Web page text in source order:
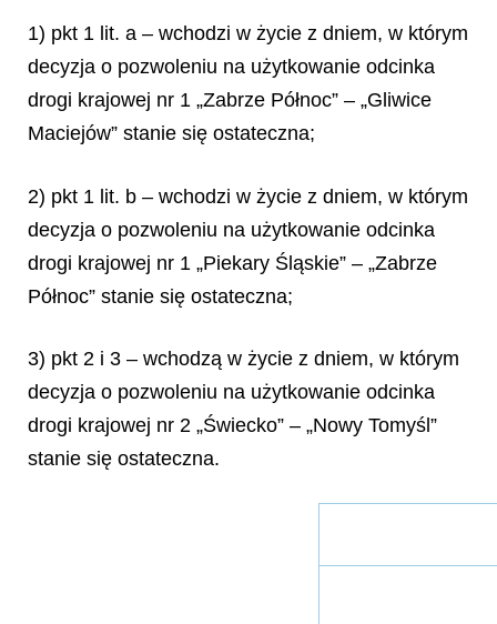
1) pkt 1 lit. a – wchodzi w życie z dniem, w którym
decyzja o pozwoleniu na użytkowanie odcinka
drogi krajowej nr 1 „Zabrze Północ” – „Gliwice
Maciejów” stanie się ostateczna;
2) pkt 1 lit. b – wchodzi w życie z dniem, w którym
decyzja o pozwoleniu na użytkowanie odcinka
drogi krajowej nr 1 „Piekary Śląskie” – „Zabrze
Północ” stanie się ostateczna;
3) pkt 2 i 3 – wchodzą w życie z dniem, w którym
decyzja o pozwoleniu na użytkowanie odcinka
drogi krajowej nr 2 „Świecko” – „Nowy Tomyśl”
stanie się ostateczna.